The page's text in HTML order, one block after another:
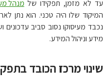
לא מזמן, תפקידו שלמנהל
שלו היה טכני. הוא נתן
מעיסוקו נסוב סביב עדכונים
וניהול המידע.
מרכז הכובד בתפקיד